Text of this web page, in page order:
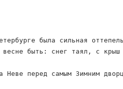
была сильная
весне быть: снег таял, с крыш
перед самым Зимним